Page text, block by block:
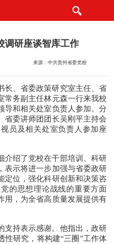
调研座谈智库工作
来源：中共贵州省委党校
长、省委政策研究室主任、省
常务副主任林元森一行来我校
导和相关处室负责人参加。分
省委讲师团团长吴刚平主持会
员及相关处室负责人参加座
介绍了党校在干部培训、科研
表示将进一步加强与省委政研
定位，强化科研创新和决策咨
的思想理论战线的重要方面
用，为全省高质量发展提供有
支持表示感谢。他指出，政研
性研究，将构建“三圈”工作体